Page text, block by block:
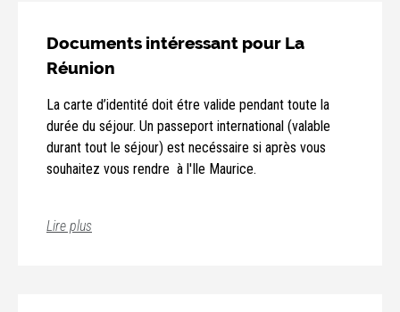
Documents intéressant pour La
Réunion
La carte d’identité doit étre valide pendant toute la
durée du séjour. Un passeport international (valable
durant tout le séjour) est necéssaire si après vous
souhaitez vous rendre à l'Ile Maurice.
Lire plus